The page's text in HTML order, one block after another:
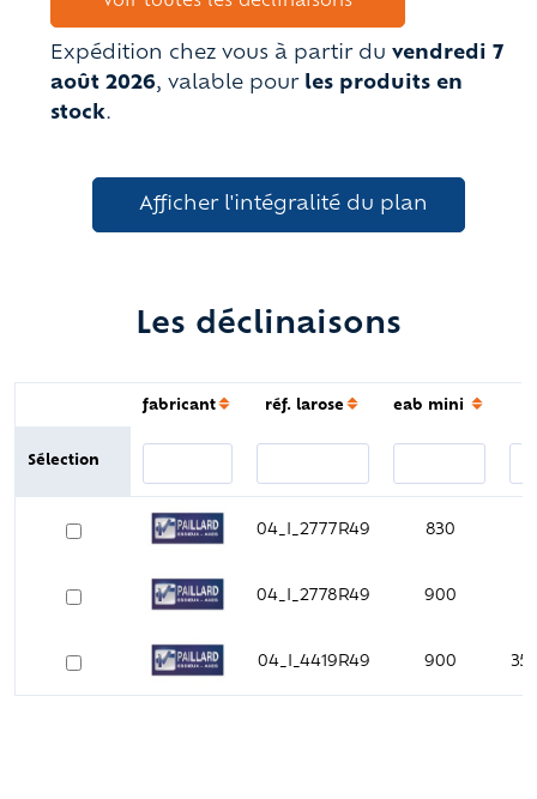
Expédition chez vous à partir du vendredi 7
août 2026, valable pour les produits en
stock.
Afficher l'intégralité du plan
Les déclinaisons
fabricant réf. larose eab mini
Sélection
04_I_2777R49 830
04_I_2778R49 900
04_I_4419R49 900